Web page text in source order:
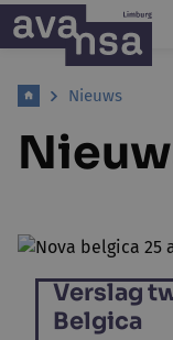
Nieuws
Verslag
Belgica